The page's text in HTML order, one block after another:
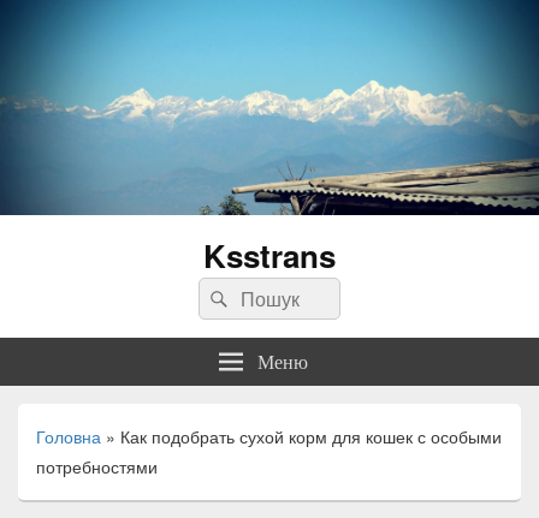
Ksstrans
Пошук:Пошук
Меню
Головна » Как подобрать сухой корм для кошек с особыми
потребностями